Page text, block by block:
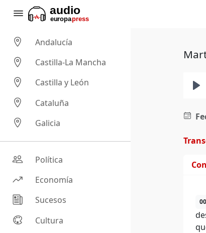
Andalucía
Castilla-La Mancha
Castilla y León
Cataluña
Galicia
Política
Economía
Sucesos
Cultura